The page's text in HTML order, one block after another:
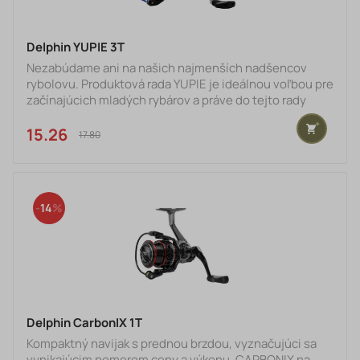
Delphin YUPIE 3T
Nezabúdame ani na našich najmenších nadšencov
rybolovu. Produktová rada YUPIE je ideálnou voľbou pre
začínajúcich mladých rybárov a práve do tejto rady
patrí aj navijak YUPIE, so všestranným využitím na
väčšinu rybolovných techník.Mechanizmus s
vyváženým rotorom a prevodovým pomerom 5.1:1 sa
materiálom veľmi nízka, čo poteší hlavne pri
celodennej rybačke. Odolnos
15.26 €17.80 €
14
Delphin CarbonIX 1T
Kompaktný navijak s prednou brzdou, vyznačujúci sa